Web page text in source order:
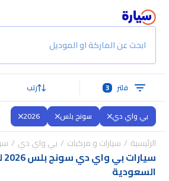
ابحث عن الماركة او الموديل
فلتر 3 رتب
بي واي دي سونج بلس 2026
الرئيسية سيارات و مركبات بي واي دي
السعودية